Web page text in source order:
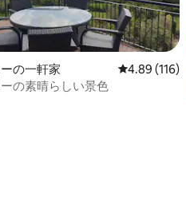
の一軒家 レビュー
4.89 (116)
の素晴らしい景色